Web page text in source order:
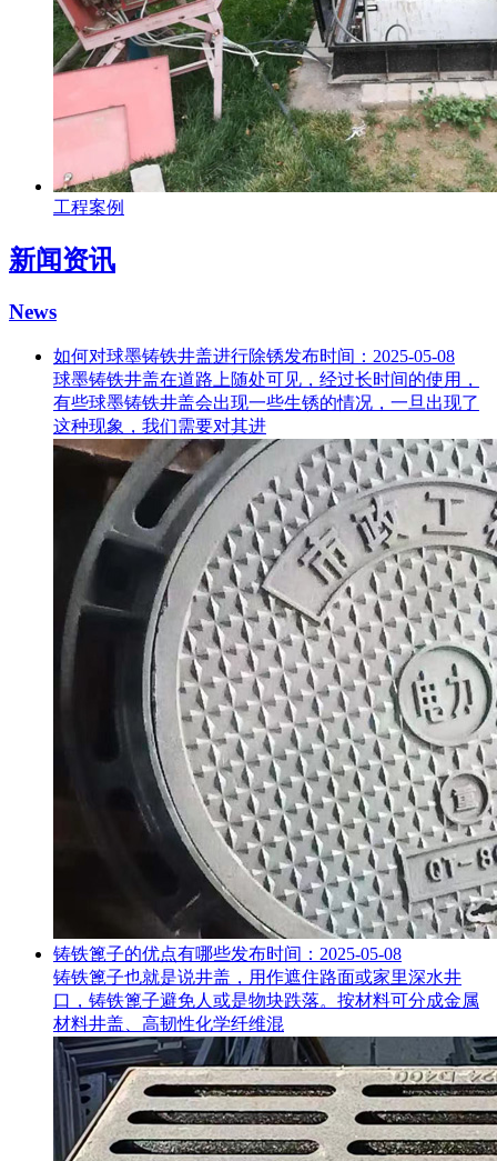
工程案例
新闻资讯
News
如何对球墨铸铁井盖进行除锈发布时间：2025-05-08
球墨铸铁井盖在道路上随处可见，经过长时间的使用，
有些球墨铸铁井盖会出现一些生锈的情况，一旦出现了
这种现象，我们需要对其进
铸铁篦子的优点有哪些发布时间：2025-05-08
铸铁篦子也就是说井盖，用作遮住路面或家里深水井
口，铸铁篦子避免人或是物块跌落。按材料可分成金属
材料井盖、高韧性化学纤维混